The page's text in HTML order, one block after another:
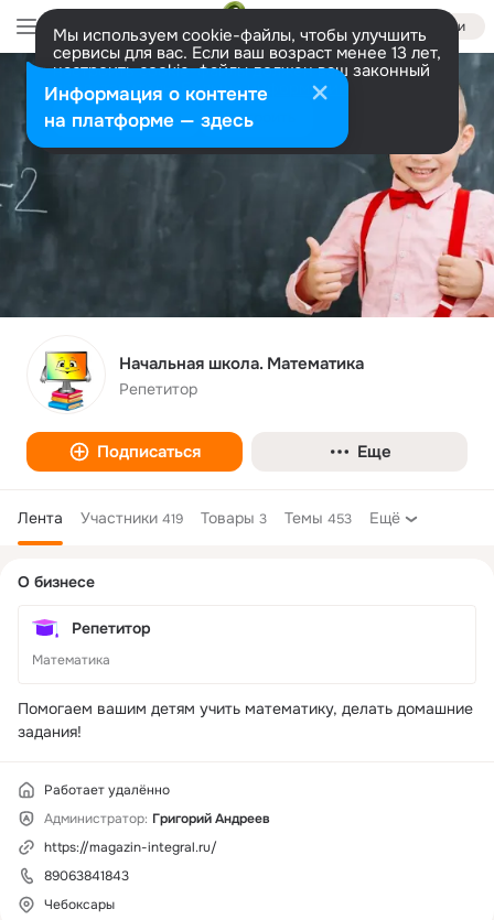
Войти
Мы используем cookie-файлы, чтобы улучшить
сервисы для вас. Если ваш возраст менее 13 лет,
настроить cookie-файлы должен ваш законный
представитель. Больше информации
Разрешить все Настроить
Начальная школа. Математика
Репетитор
Подписаться Еще
Лента Участники 419 Товары 3 Темы 453 Ещё
колонка
О бизнесе
Репетитор
Математика
Помогаем вашим детям учить математику, делать домашние
задания!
Работает удалённо
Администратор: Григорий Андреев
https://magazin-integral.ru/
89063841843
Чебоксары
Информация о контенте
на платформе — здесь